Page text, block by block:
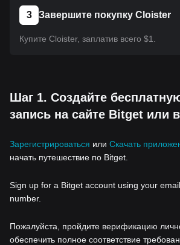
3 Завершите покупку Cloister
Купите Cloister, заплатив всего $1.
Шаг 1. Создайте
запись на сайте Bitget или
Зарегистрироваться или Скачать
начать путешествие по Bitget.
Sign up for a Bitget account using your
number.
Пожалуйста, пройдите верификацию
обеспечить полное соответствие